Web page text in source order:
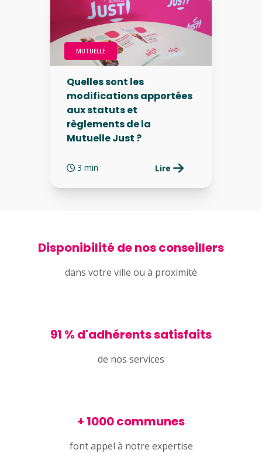
MUTUELLE
Quelles sont les
modifications apportées
aux statuts et
règlements de la
Mutuelle Just ?
3 min Lire
Disponibilité de nos conseillers
dans votre ville ou à proximité
91 % d'adhérents satisfaits
de nos services
+ 1000 communes
font appel à notre expertise